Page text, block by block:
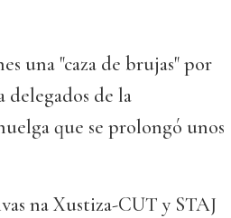
una "caza de brujas" por
delegados de la
que se prolongó unos
na Xustiza-CUT y STAJ